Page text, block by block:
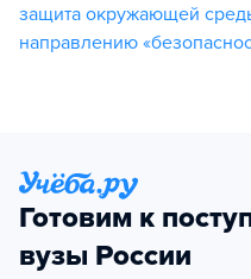
защита окружающей
направлению
Готовим к
вузы России